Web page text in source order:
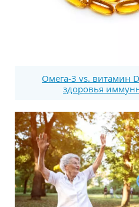
Омега-3 vs. витамин
здоровья